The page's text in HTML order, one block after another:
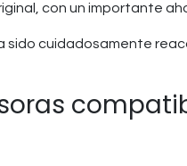
con un importante
sido cuidadosamente